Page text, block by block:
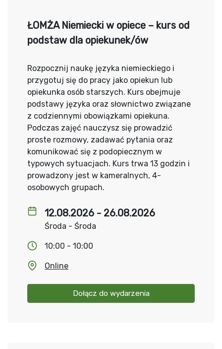
12.08.2026 - 26.08.2026
Środa - Środa
10:00 - 10:00
Online
Dołącz do wydarzenia
ŁOMŻA Niemiecki w opiece – kurs od
podstaw dla opiekunek/ów
Rozpocznij naukę języka niemieckiego i
przygotuj się do pracy jako opiekun lub
opiekunka osób starszych. Kurs obejmuje
podstawy języka oraz słownictwo związane
z codziennymi obowiązkami opiekuna.
Podczas zajęć nauczysz się prowadzić
proste rozmowy, zadawać pytania oraz
komunikować się z podopiecznym w
typowych sytuacjach. Kurs trwa 13 godzin i
prowadzony jest w kameralnych, 4-
osobowych grupach.